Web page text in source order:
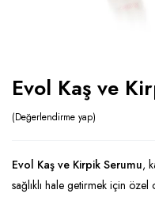
Evol Kaş ve
Değerlendirme yap
Evol Kaş ve Kirpik Serumu,
sağlıklı hale getirmek için